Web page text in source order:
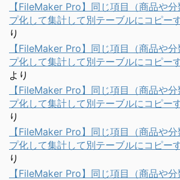
【FileMaker Pro】同じ項目（商品や
プ化して集計して別テーブルにコピー
り
【FileMaker Pro】同じ項目（商品や
プ化して集計して別テーブルにコピー
より
【FileMaker Pro】同じ項目（商品や
プ化して集計して別テーブルにコピー
り
【FileMaker Pro】同じ項目（商品や
プ化して集計して別テーブルにコピー
り
【FileMaker Pro】同じ項目（商品や